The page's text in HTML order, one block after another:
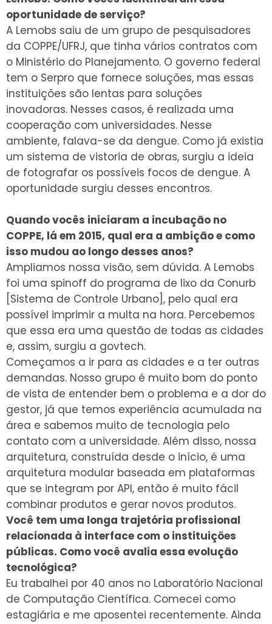
oportunidade de serviço?
A Lemobs saiu de um grupo de pesquisadores
da COPPE/UFRJ, que tinha vários contratos com
o Ministério do Planejamento. O governo federal
tem o Serpro que fornece soluções, mas essas
instituições são lentas para soluções
inovadoras. Nesses casos, é realizada uma
cooperação com universidades. Nesse
ambiente, falava-se da dengue. Como já existia
um sistema de vistoria de obras, surgiu a ideia
de fotografar os possíveis focos de dengue. A
oportunidade surgiu desses encontros.
Quando vocês iniciaram a incubação no
COPPE, lá em 2015, qual era a ambição e como
isso mudou ao longo desses anos?
Ampliamos nossa visão, sem dúvida. A Lemobs
foi uma spinoff do programa de lixo da Conurb
[Sistema de Controle Urbano], pelo qual era
possível imprimir a multa na hora. Percebemos
que essa era uma questão de todas as cidades
e, assim, surgiu a govtech.
Começamos a ir para as cidades e a ter outras
demandas. Nosso grupo é muito bom do ponto
de vista de entender bem o problema e a dor do
gestor, já que temos experiência acumulada na
área e sabemos muito de tecnologia pelo
contato com a universidade. Além disso, nossa
arquitetura, construída desde o início, é uma
arquitetura modular baseada em plataformas
que se integram por API, então é muito fácil
combinar produtos e gerar novos produtos.
Você tem uma longa trajetória profissional
relacionada à interface com o instituições
públicas. Como você avalia essa evolução
tecnológica?
Eu trabalhei por 40 anos no Laboratório Nacional
de Computação Científica. Comecei como
estagiária e me aposentei recentemente. Ainda